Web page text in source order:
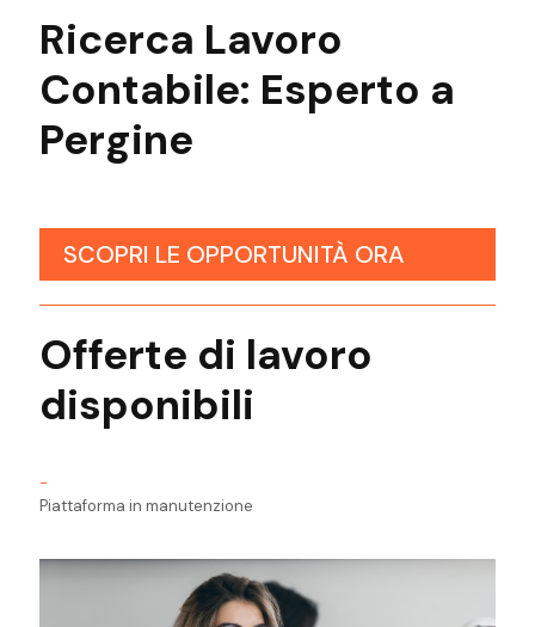
Ricerca Lavoro
Contabile: Esperto a
Pergine
SCOPRI LE OPPORTUNITÀ ORA
Offerte di lavoro
disponibili
-
Piattaforma in manutenzione